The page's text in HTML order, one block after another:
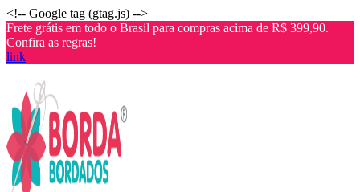
<!-- Google tag (gtag.js) -->
Frete grátis em todo o Brasil para compras acima de R$ 399,90.
Confira as regras!
link